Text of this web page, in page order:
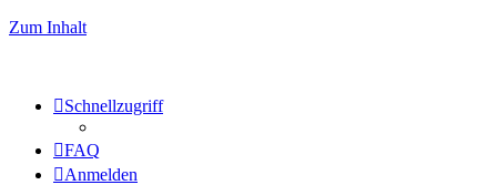
Zum Inhalt
Schnellzugriff
FAQ
Anmelden